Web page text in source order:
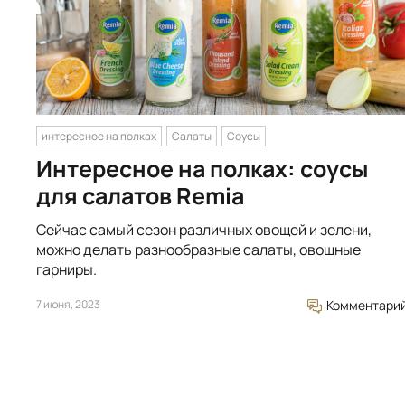
интересное на полках Салаты Соусы
Интересное на полках: соусы
для салатов Remia
Сейчас самый сезон различных овощей и зелени,
можно делать разнообразные салаты, овощные
гарниры.
7 июня, 2023